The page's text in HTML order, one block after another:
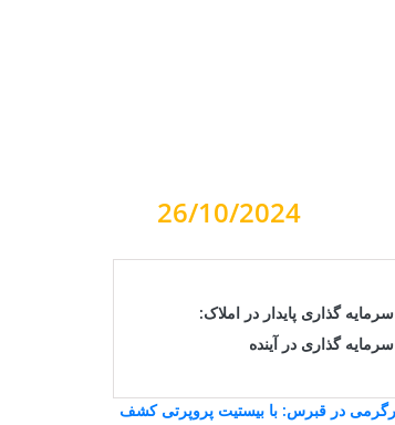
26/10/2024
سرمایه گذاری پایدار در املاک:
سرمایه گذاری در آینده